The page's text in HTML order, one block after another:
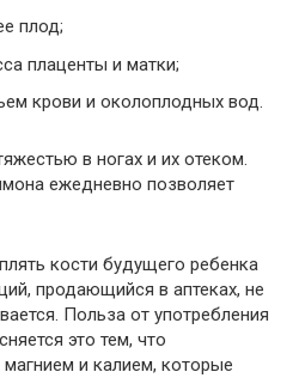
плод;
плаценты и матки;
крови и околоплодных вод.
в ногах и их отеком.
ежедневно позволяет
кости будущего ребенка
продающийся в аптеках, не
Польза от употребления
это тем, что
и калием, которые